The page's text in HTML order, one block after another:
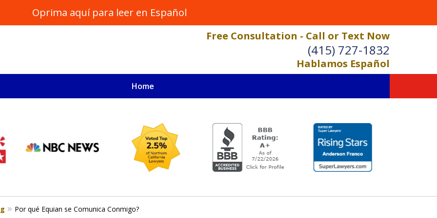
Oprima aquí para leer en Español
Free Consultation - Call or Text Now
(415) 727-1832
Hablamos Español
Home
Por qué Equian se Comunica Conmigo?